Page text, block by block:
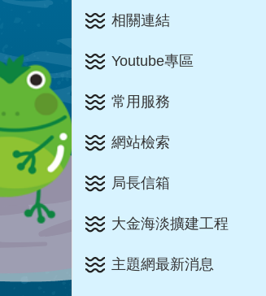
相關連結
Youtube專區
常用服務
網站檢索
局長信箱
大金海淡擴建工程
主題網最新消息